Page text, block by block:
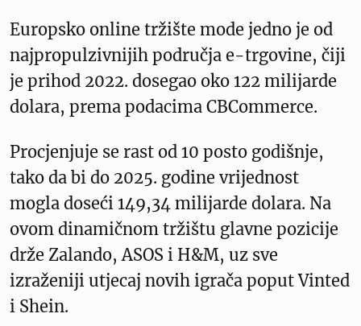
Europsko online tržište mode jedno je od
najpropulzivnijih područja e-trgovine, čiji
je prihod 2022. dosegao oko 122 milijarde
dolara, prema podacima CBCommerce.
Procjenjuje se rast od 10 posto godišnje,
tako da bi do 2025. godine vrijednost
mogla doseći 149,34 milijarde dolara. Na
ovom dinamičnom tržištu glavne pozicije
drže Zalando, ASOS i H&M, uz sve
izraženiji utjecaj novih igrača poput Vinted
i Shein.